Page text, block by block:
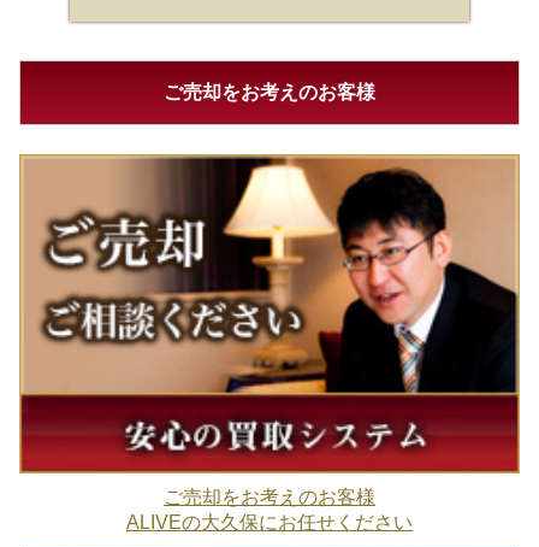
ご売却をお考えのお客様
ご売却をお考えのお客様
ALIVEの大久保にお任せください